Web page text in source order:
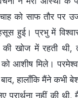
को साफ तौर पर
हुई। प्रभु में
खोज में रहती थी,
को आशीष मिले।
हालाँकि मैंने कभी
प्रार्थना नहीं की